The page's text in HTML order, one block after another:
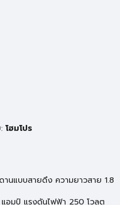
โฮมโปร
นแบบสายดึง ความยาวสาย 1.8
อมป์ แรงดันไฟฟ้า 250 โวลต